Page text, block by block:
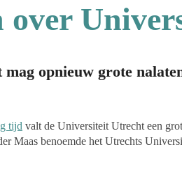
over
opnieuw grote
tijd valt de Universiteit Utrecht een
Maas benoemde het Utrechts